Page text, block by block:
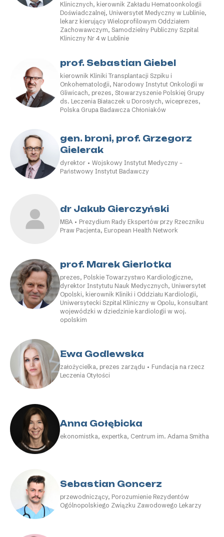
Klinicznych, kierownik Zakładu Hematoonkologii
Doświadczalnej, Uniwersytet Medyczny w Lublinie,
lekarz kierujący Wieloprofilowym Oddziałem
Zachowawczym, Samodzielny Publiczny Szpital
Kliniczny Nr 4 w Lublinie
prof. Sebastian Giebel
kierownik Kliniki Transplantacji Szpiku i
Onkohematologii, Narodowy Instytut Onkologii w
Gliwicach, prezes, Stowarzyszenie Polskiej Grupy
ds. Leczenia Białaczek u Dorosłych, wiceprezes,
Polska Grupa Badawcza Chłoniaków
gen. broni, prof. Grzegorz
Gielerak
dyrektor • Wojskowy Instytut Medyczny –
Państwowy Instytut Badawczy
dr Jakub Gierczyński
MBA • Prezydium Rady Ekspertów przy Rzeczniku
Praw Pacjenta, European Health Network
prof. Marek Gierlotka
prezes, Polskie Towarzystwo Kardiologiczne,
dyrektor Instytutu Nauk Medycznych, Uniwersytet
Opolski, kierownik Kliniki i Oddziału Kardiologii,
Uniwersytecki Szpital Kliniczny w Opolu, konsultant
wojewódzki w dziedzinie kardiologii w woj.
opolskim
Ewa Godlewska
założycielka, prezes zarządu • Fundacja na rzecz
Leczenia Otyłości
Anna Gołębicka
ekonomistka, expertka, Centrum im. Adama Smitha
Sebastian Goncerz
przewodniczący, Porozumienie Rezydentów
Ogólnopolskiego Związku Zawodowego Lekarzy